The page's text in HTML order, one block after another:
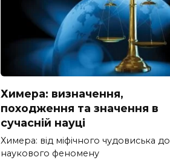
Химера: визначення,
походження та значення в
сучасній науці
Химера: від міфічного чудовиська до
наукового феномену